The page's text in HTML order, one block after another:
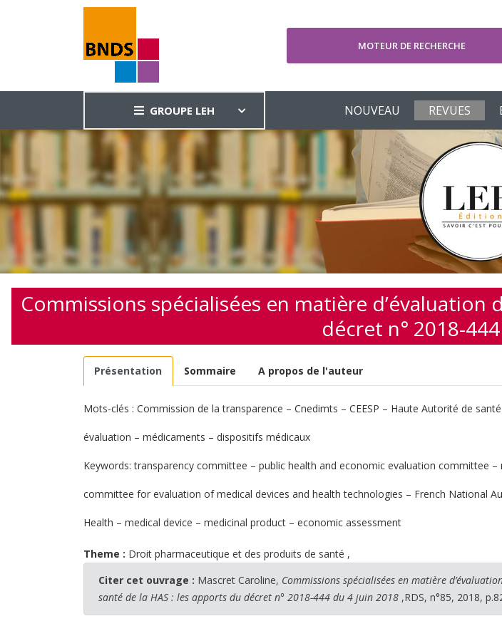
MOTEUR DE RECHERCHE
GROUPE LEH NOUVEAU REVUES
Commissions spécialisées en matière
décret n° 2018-
Présentation Sommaire A propos de l'auteur
Mots-clés : Commission de la transparence – Cnedimts – CEESP – Haute Autorité de
évaluation – médicaments – dispositifs médicaux
Keywords: transparency committee – public health and economic evaluation committee –
committee for evaluation of medical devices and health technologies – French National
Health – medical device – medicinal product – economic assessment
Theme : Droit pharmaceutique et des produits de santé ,
Citer cet ouvrage : Mascret Caroline, Commissions spécialisées en matière
santé de la HAS : les apports du décret n° 2018-444 du 4 juin 2018 ,RDS, n°85, 2018,